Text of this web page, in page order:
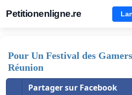
Petitionenligne.re
Pour Un Festival des
Réunion
Partager sur Facebook